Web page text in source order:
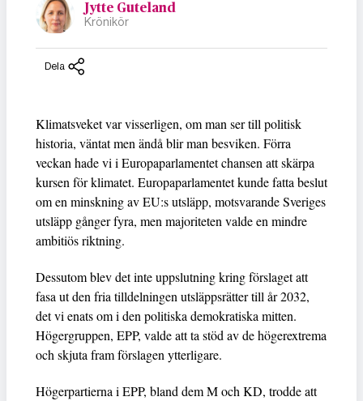
Jytte Guteland
Krönikör
Dela
Klimatsveket var visserligen, om man ser till politisk
historia, väntat men ändå blir man besviken. Förra
veckan hade vi i Europaparlamentet chansen att skärpa
kursen för klimatet. Europaparlamentet kunde fatta beslut
om en minskning av EU:s utsläpp, motsvarande Sveriges
utsläpp gånger fyra, men majoriteten valde en mindre
ambitiös riktning.
Dessutom blev det inte uppslutning kring förslaget att
fasa ut den fria tilldelningen utsläppsrätter till år 2032,
det vi enats om i den politiska demokratiska mitten.
Högergruppen, EPP, valde att ta stöd av de högerextrema
och skjuta fram förslagen ytterligare.
Högerpartierna i EPP, bland dem M och KD, trodde att